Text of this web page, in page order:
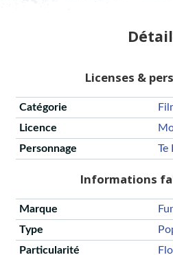
Licenses &
Catégorie
Licence
Personnage
Te
Informations
Marque
Type
Particularité